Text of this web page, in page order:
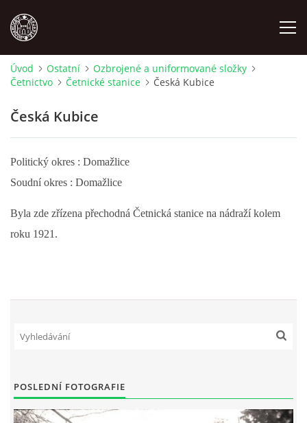
MÍSTOPIS
NÁRODOPIS
OSOBNOSTI
OSTATNÍ
DŮL NA SLÍDU (NA KOLE)
Kontakt:
Úvod Ostatní
Ozbrojené a uniformované složky
Četnictvo
Četnické stanice Česká Kubice
Česká Kubice
Politický okres : Domažlice
Soudní okres : Domažlice
Byla zde zřízena přechodná Četnická stanice na nádraží kolem
roku 1921.
POSLEDNÍ FOTOGRAFIE